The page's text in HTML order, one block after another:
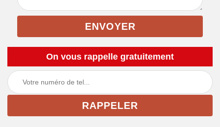
On vous rappelle gratuitement